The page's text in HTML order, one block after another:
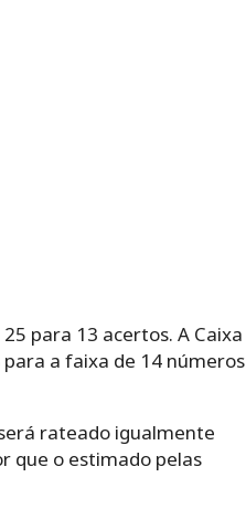
para 13 acertos. A Caixa
a faixa de 14 números
rateado igualmente
que o estimado pelas